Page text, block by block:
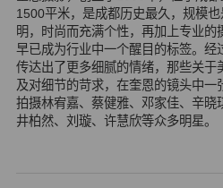
1500平米，是成都历史最久，规模
明，时尚而充满个性，再加上专业的
早已成为行业中一个醒目的标签。经
传达出了更多细腻的情绪，那些关于
及对细节的苛求，在奎恩的镜头中
拍摄林宥嘉、蔡健雅、邓家佳、辛晓
井柏然、刘璇、许慧欣等众多明星。